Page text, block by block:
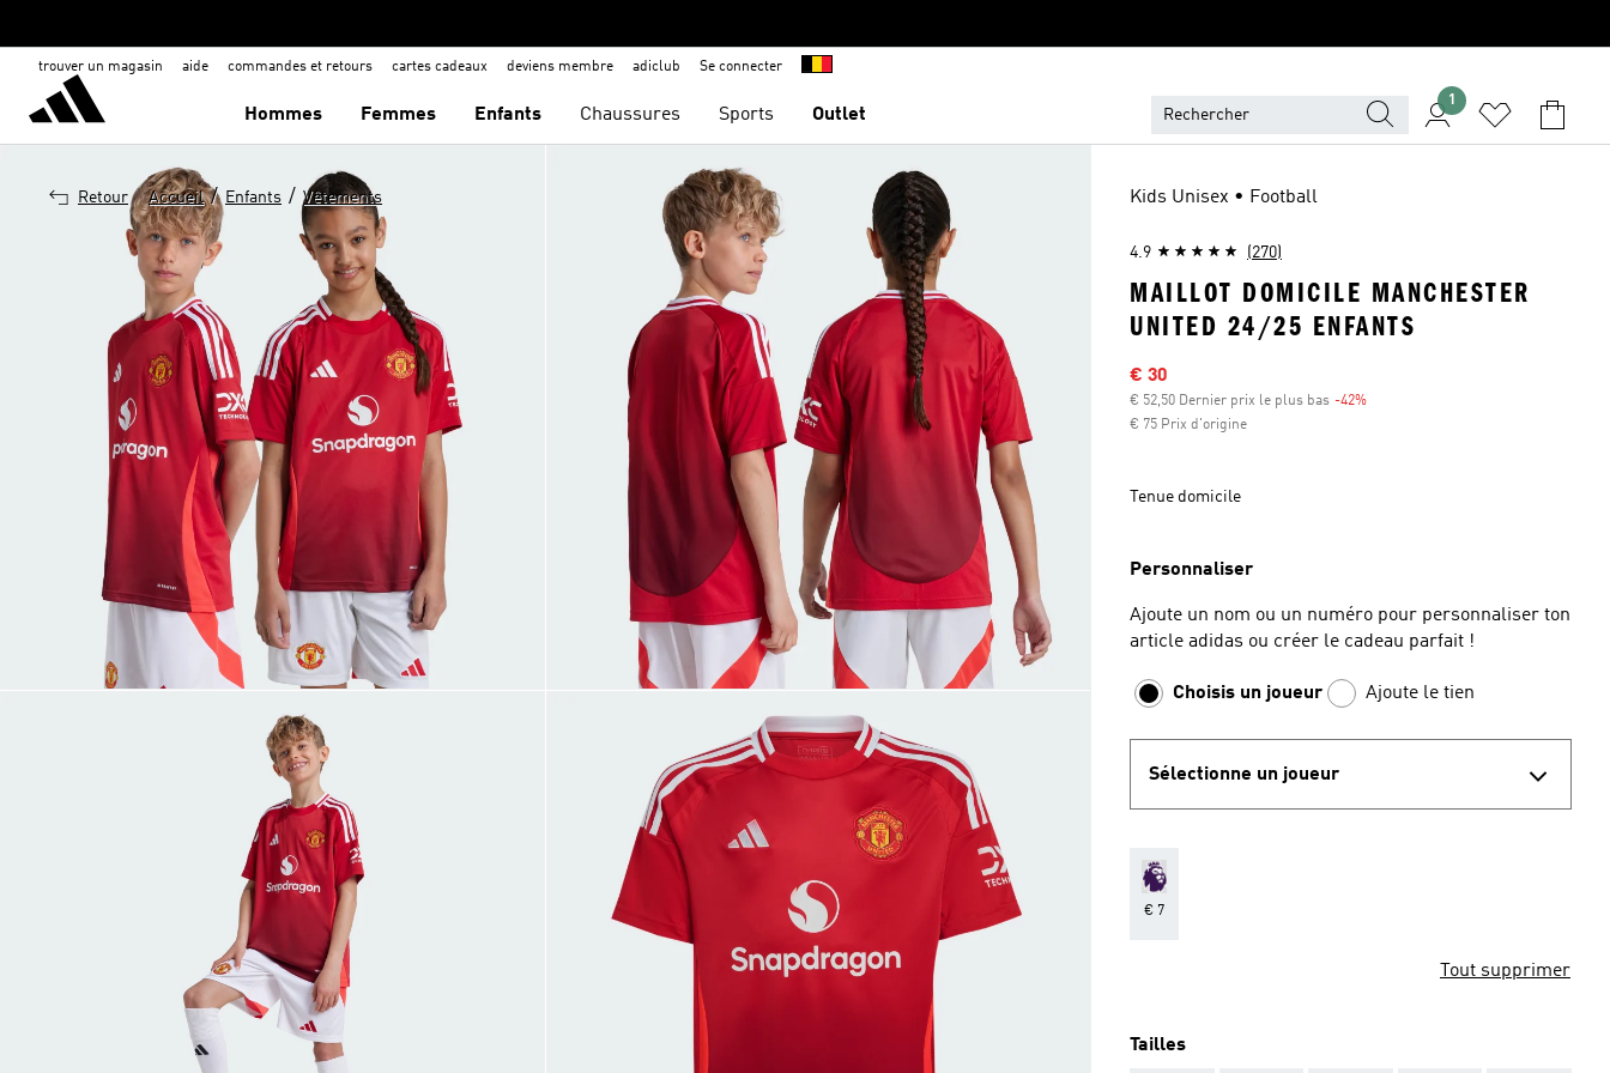
trouver un magasin aide commandes et retours cartes cadeaux deviens membre adiclub Se connecter
Hommes Femmes Enfants Chaussures Sports Outlet
1
Retour Accueil / Enfants / Vêtements Kids Unisex • Football
4.9 (270)
MAILLOT DOMICILE MANCHESTER
UNITED 24/25 ENFANTS
Sale price
€ 30
€ 52,50 Dernier prix le plus bas -42%
€ 75 Prix d'origine
Tenue domicile
Personnaliser
Ajoute un nom ou un numéro pour personnaliser ton
article adidas ou créer le cadeau parfait !
Choisis un joueur Ajoute le tien
Sélectionne un joueur
€ 7
Tout supprimer
Tailles